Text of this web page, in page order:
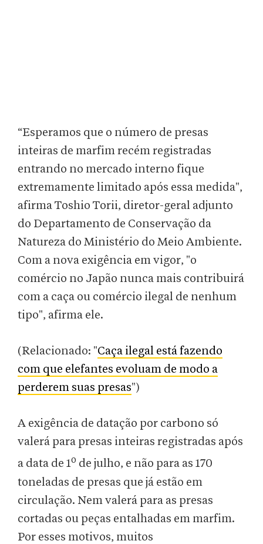
“Esperamos que o número de presas
inteiras de marfim recém registradas
entrando no mercado interno fique
extremamente limitado após essa medida",
afirma Toshio Torii, diretor-geral adjunto
do Departamento de Conservação da
Natureza do Ministério do Meio Ambiente.
Com a nova exigência em vigor, "o
comércio no Japão nunca mais contribuirá
com a caça ou comércio ilegal de nenhum
tipo", afirma ele.
(Relacionado: "Caça ilegal está fazendo
com que elefantes evoluam de modo a
perderem suas presas")
A exigência de datação por carbono só
valerá para presas inteiras registradas após
a data de 1o de julho, e não para as 170
toneladas de presas que já estão em
circulação. Nem valerá para as presas
cortadas ou peças entalhadas em marfim.
Por esses motivos, muitos